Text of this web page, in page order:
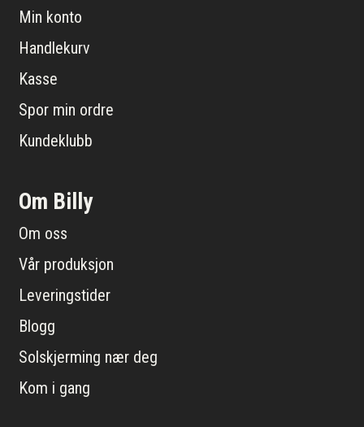
Min konto
Handlekurv
Kasse
Spor min ordre
Kundeklubb
Om Billy
Om oss
Vår produksjon
Leveringstider
Blogg
Solskjerming nær deg
Kom i gang